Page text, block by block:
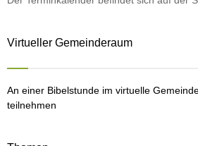
Virtueller Gemeinderaum
An einer Bibelstunde im virtuelle
teilnehmen